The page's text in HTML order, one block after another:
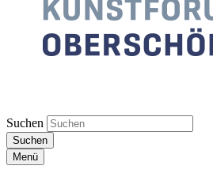
Suchen
Suchen
Menü